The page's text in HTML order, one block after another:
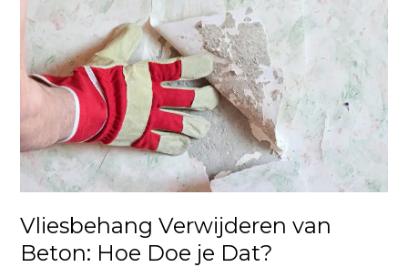
Vliesbehang Verwijderen van
Beton: Hoe Doe je Dat?
Beton:
Hoe
Doe
Dat?